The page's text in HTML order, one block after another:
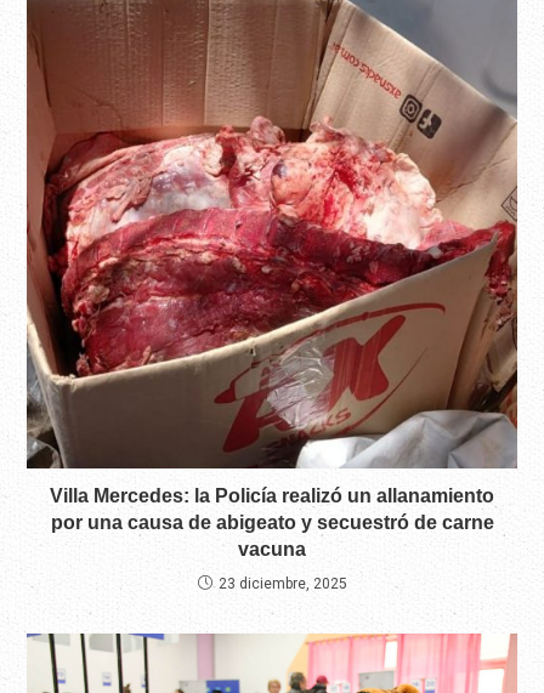
Villa Mercedes: la Policía realizó un allanamiento
por una causa de abigeato y secuestró de carne
vacuna
23 diciembre, 2025